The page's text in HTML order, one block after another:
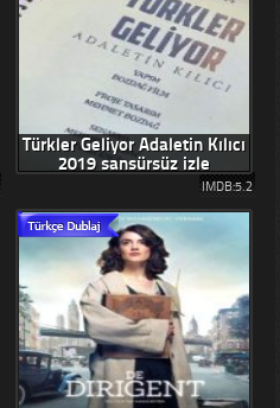
Türkler Geliyor Adaletin Kılıcı
2019 sansürsüz izle
IMDB:5.2